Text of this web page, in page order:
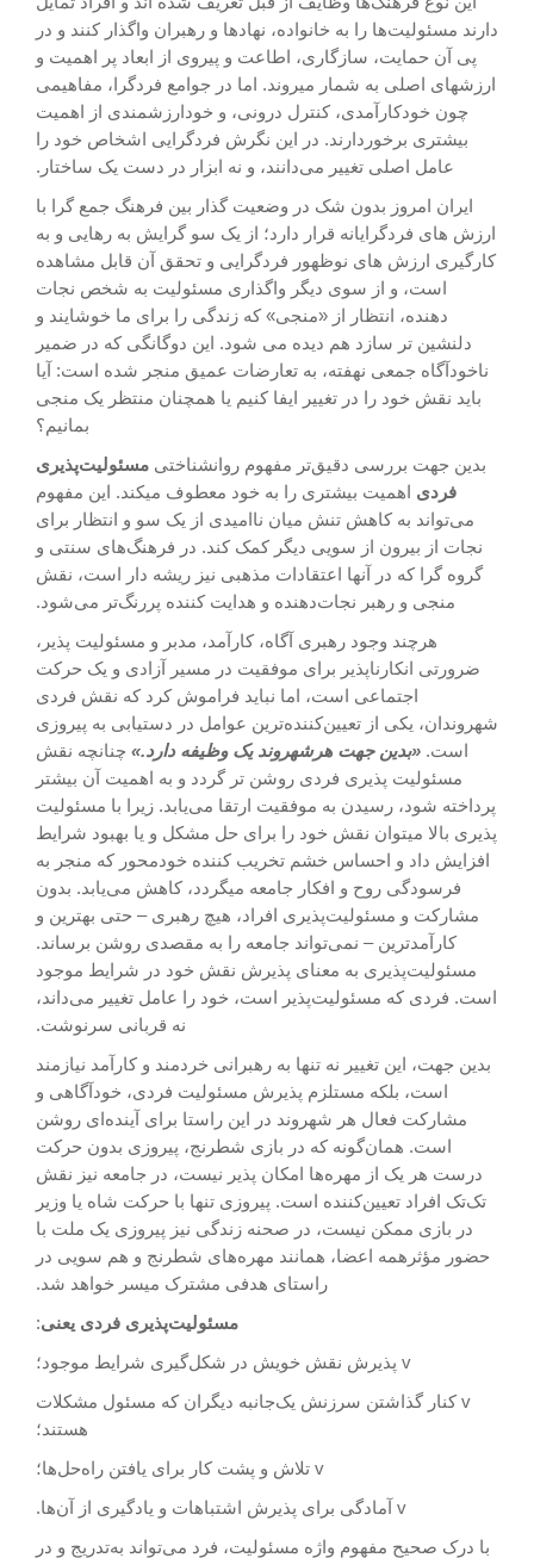
دارند مسئولیت‌ها را به خانواده، نهادها و رهبران واگذار کنند و در
پی آن حمایت، سازگاری، اطاعت و پیروی از ابعاد پر اهمیت و
ارزشهای اصلی به شمار میروند. اما در جوامع فردگرا، مفاهیمی
چون خودکارآمدی، کنترل درونی، و خودارزشمندی از اهمیت
بیشتری برخوردارند. در این نگرش فردگرایی اشخاص خود را
عامل اصلی تغییر می‌دانند، و نه ابزار در دست یک ساختار.
ایران امروز بدون شک در وضعیت گذار بین فرهنگ جمع گرا با
ارزش های فردگرایانه قرار دارد؛ از یک سو گرایش به رهایی و به
کارگیری ارزش های نوظهور فردگرایی و تحقق آن قابل مشاهده
است، و از سوی دیگر واگذاری مسئولیت به شخص نجات
دهنده، انتظار از «منجی» که زندگی را برای ما خوشایند و
دلنشین تر سازد هم دیده می شود. این دوگانگی که در ضمیر
ناخودآگاه جمعی نهفته، به تعارضات عمیق منجر شده است: آیا
باید نقش خود را در تغییر ایفا کنیم یا همچنان منتظر یک منجی
بمانیم؟
بدین جهت بررسی دقیق‌تر مفهوم روانشناختی مسئولیت‌پذیری
فردی اهمیت بیشتری را به خود معطوف میکند. این مفهوم
می‌تواند به کاهش تنش میان ناامیدی از یک سو و انتظار برای
نجات از بیرون از سویی دیگر کمک کند. در فرهنگ‌های سنتی و
گروه گرا که در آنها اعتقادات مذهبی نیز ریشه دار است، نقش
منجی و رهبر نجات‌دهنده و هدایت کننده پررنگ‌تر می‌شود.
هرچند وجود رهبری آگاه، کارآمد، مدبر و مسئولیت پذیر،
ضرورتی انکارناپذیر برای موفقیت در مسیر آزادی و یک حرکت
اجتماعی است، اما نباید فراموش کرد که نقش فردی
شهروندان، یکی از تعیین‌کننده‌ترین عوامل در دستیابی به پیروزی
است. «بدین جهت هرشهروند یک وظیفه دارد.» چنانچه نقش
مسئولیت پذیری فردی روشن تر گردد و به اهمیت آن بیشتر
پرداخته شود، رسیدن به موفقیت ارتقا می‌یابد. زیرا با مسئولیت
پذیری بالا میتوان نقش خود را برای حل مشکل و یا بهبود شرایط
افزایش داد و احساس خشم تخریب کننده خودمحور که منجر به
فرسودگی روح و افکار جامعه میگردد، کاهش می‌یابد. بدون
مشارکت و مسئولیت‌پذیری افراد، هیچ رهبری – حتی بهترین و
کارآمدترین – نمی‌تواند جامعه را به مقصدی روشن برساند.
مسئولیت‌پذیری به معنای پذیرش نقش خود در شرایط موجود
است. فردی که مسئولیت‌پذیر است، خود را عامل تغییر می‌داند،
نه قربانی سرنوشت.
بدین جهت، این تغییر نه تنها به رهبرانی خردمند و کارآمد نیازمند
است، بلکه مستلزم پذیرش مسئولیت فردی، خودآگاهی و
مشارکت فعال هر شهروند در این راستا برای آینده‌ای روشن
است. همان‌گونه که در بازی شطرنج، پیروزی بدون حرکت
درست هر یک از مهره‌ها امکان پذیر نیست، در جامعه نیز نقش
تک‌تک افراد تعیین‌کننده است. پیروزی تنها با حرکت شاه یا وزیر
در بازی ممکن نیست، در صحنه زندگی نیز پیروزی یک ملت با
حضور مؤثرهمه اعضا، همانند مهره‌های شطرنج و هم سویی در
راستای هدفی مشترک میسر خواهد شد.
مسئولیت‌پذیری فردی یعنی:
v پذیرش نقش خویش در شکل‌گیری شرایط موجود؛
v کنار گذاشتن سرزنش یک‌جانبه دیگران که مسئول مشکلات
هستند؛
v تلاش و پشت کار برای یافتن راه‌حل‌ها؛
v آمادگی برای پذیرش اشتباهات و یادگیری از آن‌ها.
با درک صحیح مفهوم واژه مسئولیت، فرد می‌تواند به‌تدریج و در